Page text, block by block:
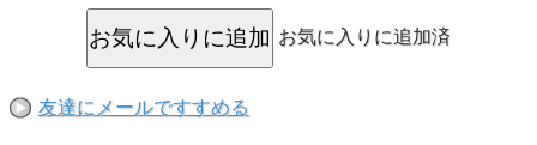
お気に入りに追加済
友達にメールですすめる